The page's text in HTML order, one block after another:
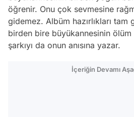
öğrenir. Onu çok sevmesine
gidemez. Albüm hazırlıkları
birden bire büyükannesinin ölüm
şarkıyı da onun anısına yazar.
İçeriğin Devamı